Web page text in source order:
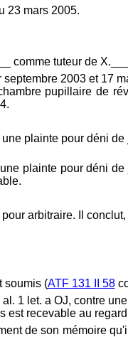
23 mars 2005.
comme tuteur de
2003 et 17
pupillaire de
plainte pour déni
plainte pour déni
arbitraire. Il
soumis (ATF 131 II 58
al. 1 let. a OJ, contre
recevable au
de son mémoire